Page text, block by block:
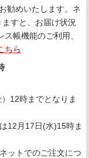
勧めいたします。ネ
すと、お届け状況
帳機能のご利用、
ちら
12時までとなりま
12月17日(水)15時ま
ットでのご注文につ